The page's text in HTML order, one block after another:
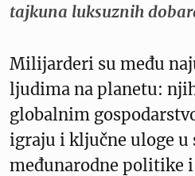
tajkuna luksuznih
Milijarderi su među
ljudima na planetu:
globalnim
igraju i ključne uloge u
međunarodne politike